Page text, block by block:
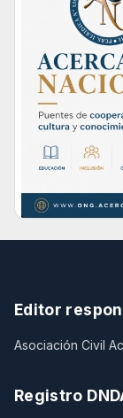
Editor
Asociación Civil
Registro